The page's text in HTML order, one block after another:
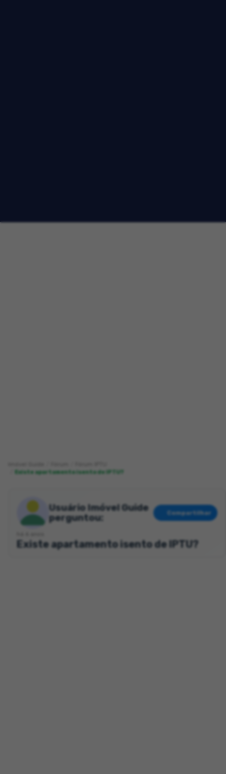
Existe apartamento isento de IPTU?
Usuário Imóvel Guide
perguntou:
Compartilhar
Existe apartamento isento de IPTU?